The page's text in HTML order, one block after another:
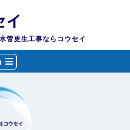
管更生工事ならコウセイ